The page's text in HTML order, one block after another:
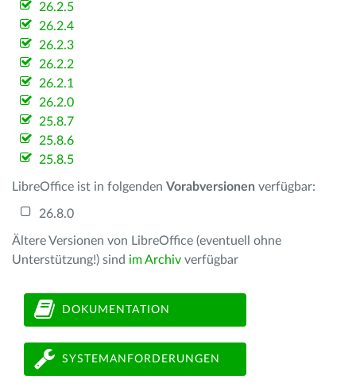
26.2.5
26.2.4
26.2.3
26.2.2
26.2.1
26.2.0
25.8.7
25.8.6
25.8.5
LibreOffice ist in folgenden Vorabversionen verfügbar:
26.8.0
Ältere Versionen von LibreOffice (eventuell ohne
Unterstützung!) sind im Archiv verfügbar
DOKUMENTATION
SYSTEMANFORDERUNGEN